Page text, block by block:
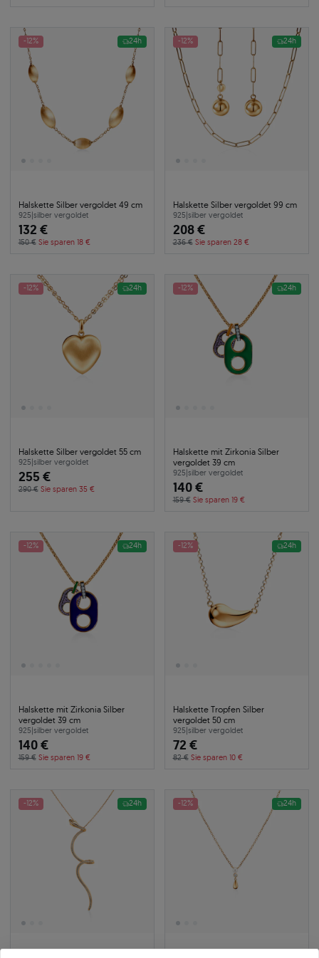
-12% 24h
Halskette Silber vergoldet 49 cm
925|silber vergoldet
132 €
150 € Sie sparen 18 €
-12% 24h
Halskette Silber vergoldet 99 cm
925|silber vergoldet
208 €
236 € Sie sparen 28 €
-12% 24h
Halskette Silber vergoldet 55 cm
925|silber vergoldet
255 €
290 € Sie sparen 35 €
-12% 24h
Halskette mit Zirkonia Silber
vergoldet 39 cm
925|silber vergoldet
140 €
159 € Sie sparen 19 €
-12% 24h
Halskette mit Zirkonia Silber
vergoldet 39 cm
925|silber vergoldet
140 €
159 € Sie sparen 19 €
-12% 24h
Halskette Tropfen Silber
vergoldet 50 cm
925|silber vergoldet
72 €
82 € Sie sparen 10 €
-12% 24h -12% 24h